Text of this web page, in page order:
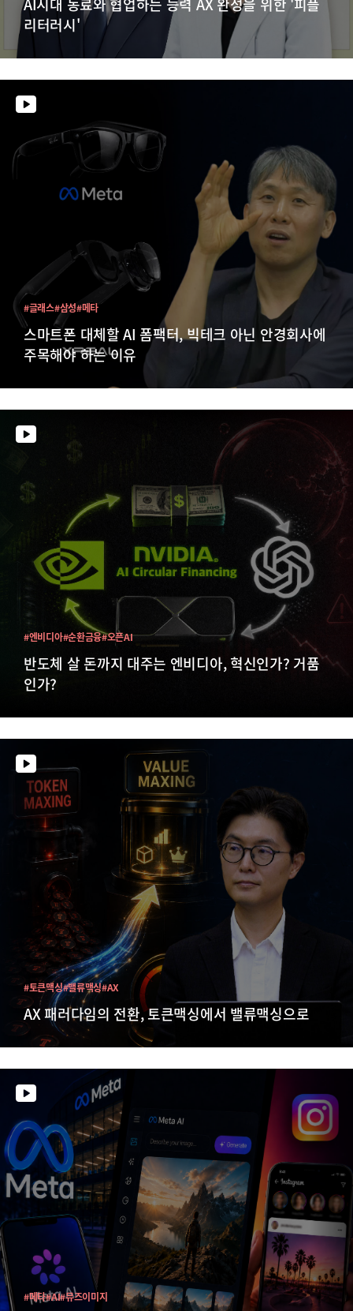
리터러시'
스마트폰 대체할 AI 폼팩터, 빅테크 아닌 안경회사에
주목해야 하는 이유
#글래스#삼성#메타
반도체 살 돈까지 대주는 엔비디아, 혁신인가? 거품
인가?
#엔비디아#순환금융#오픈AI
AX 패러다임의 전환, 토큰맥싱에서 밸류맥싱으로
#토큰맥싱#밸류맥싱#AX
#메타#AI#뮤즈이미지